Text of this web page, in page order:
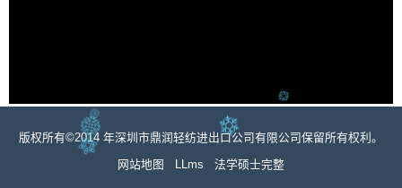
版权所有©2014 年深圳市鼎润轻纺进出口公司有限公司保留所有权利。
网站地图
LLms 法学硕士完整